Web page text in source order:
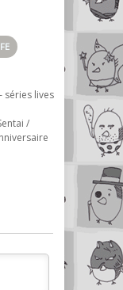
séries lives
/